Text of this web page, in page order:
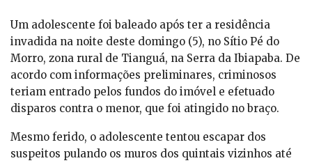
Um adolescente foi baleado após ter a residência
invadida na noite deste domingo (5), no Sítio Pé do
Morro, zona rural de Tianguá, na Serra da Ibiapaba. De
acordo com informações preliminares, criminosos
teriam entrado pelos fundos do imóvel e efetuado
disparos contra o menor, que foi atingido no braço.
Mesmo ferido, o adolescente tentou escapar dos
suspeitos pulando os muros dos quintais vizinhos até